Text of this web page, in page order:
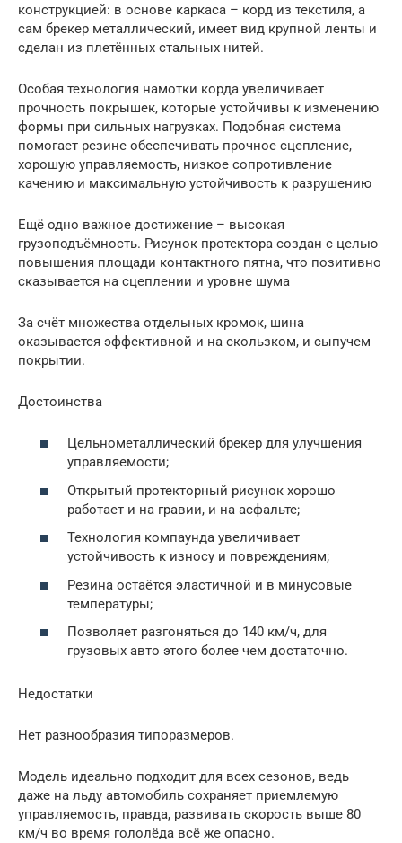
конструкцией: в основе каркаса – корд из текстиля, а
сам брекер металлический, имеет вид крупной ленты и
сделан из плетённых стальных нитей.
Особая технология намотки корда увеличивает
прочность покрышек, которые устойчивы к изменению
формы при сильных нагрузках. Подобная система
помогает резине обеспечивать прочное сцепление,
хорошую управляемость, низкое сопротивление
качению и максимальную устойчивость к разрушению
Ещё одно важное достижение – высокая
грузоподъёмность. Рисунок протектора создан с целью
повышения площади контактного пятна, что позитивно
сказывается на сцеплении и уровне шума
За счёт множества отдельных кромок, шина
оказывается эффективной и на скользком, и сыпучем
покрытии.
Достоинства
Цельнометаллический брекер для улучшения
управляемости;
Открытый протекторный рисунок хорошо
работает и на гравии, и на асфальте;
Технология компаунда увеличивает
устойчивость к износу и повреждениям;
Резина остаётся эластичной и в минусовые
температуры;
Позволяет разгоняться до 140 км/ч, для
грузовых авто этого более чем достаточно.
Недостатки
Нет разнообразия типоразмеров.
Модель идеально подходит для всех сезонов, ведь
даже на льду автомобиль сохраняет приемлемую
управляемость, правда, развивать скорость выше 80
км/ч во время гололёда всё же опасно.